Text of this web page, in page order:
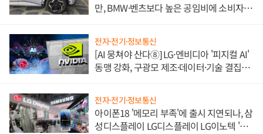
만, BMW·벤츠보다 높은 공임비에 소비자
전자·전기·정보통신
[AI 뭉쳐야 산다⑧] LG·엔비디아 '피지컬 AI'
동맹 강화, 구광모 제조·데이터·기술 결집
전자·전기·정보통신
아이폰18 '메모리 부족'에 출시 지연되나, 삼
성디스플레이 LG디스플레이 LG이노텍 '탈